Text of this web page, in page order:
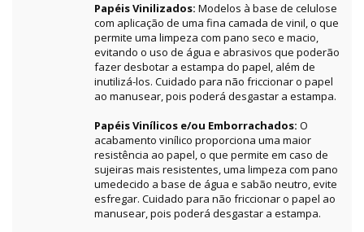
Papéis Vinilizados: Modelos à base de celulose
com aplicação de uma fina camada de vinil, o que
permite uma limpeza com pano seco e macio,
evitando o uso de água e abrasivos que poderão
fazer desbotar a estampa do papel, além de
inutilizá-los. Cuidado para não friccionar o papel
ao manusear, pois poderá desgastar a estampa.
Papéis Vinílicos e/ou Emborrachados: O
acabamento vinílico proporciona uma maior
resistência ao papel, o que permite em caso de
sujeiras mais resistentes, uma limpeza com pano
umedecido a base de água e sabão neutro, evite
esfregar. Cuidado para não friccionar o papel ao
manusear, pois poderá desgastar a estampa.